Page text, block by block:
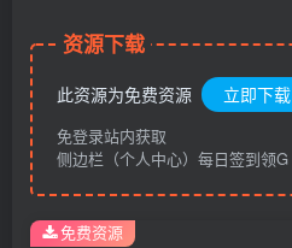
资源下载
此资源为免费资源 立即下载
免登录站内获取
侧边栏（个人中心）每日签到领G
免费资源